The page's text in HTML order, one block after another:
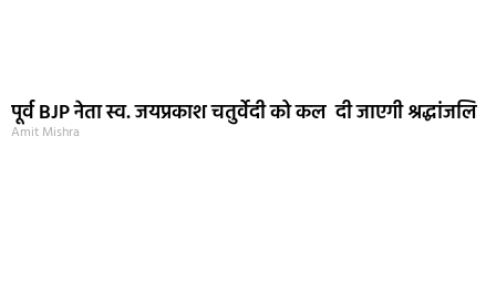
पूर्व BJP नेता स्व. जयप्रकाश चतुर्वेदी को कल दी जाएगी श्रद्धांजलि
Amit Mishra